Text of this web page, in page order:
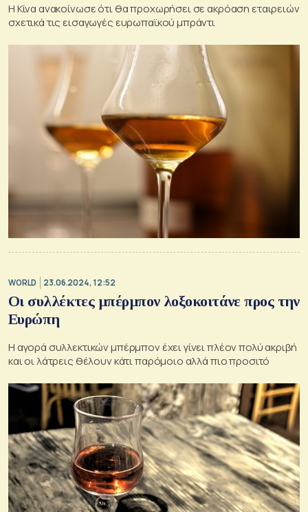
Η Κίνα ανακοίνωσε ότι θα προχωρήσει σε ακρόαση εταιρειών
σχετικά τις εισαγωγές ευρωπαϊκού μπράντι
WORLD 23.06.2024, 12:52
Οι συλλέκτες μπέρμπον λοξοκοιτάνε προς την
Ευρώπη
Η αγορά συλλεκτικών μπέρμπον έχει γίνει πλέον πολύ ακριβή
και οι λάτρεις θέλουν κάτι παρόμοιο αλλά πιο προσιτό